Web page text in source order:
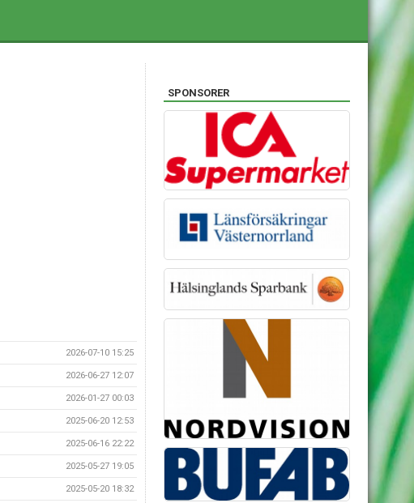
2026-07-10 15:25
2026-06-27 12:07
2026-01-27 00:03
2025-06-20 12:53
2025-06-16 22:22
2025-05-27 19:05
2025-05-20 18:32
SPONSORER